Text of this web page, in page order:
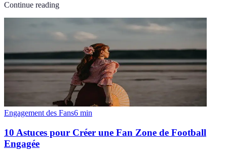
Continue reading
Engagement des Fans6 min
10 Astuces pour Créer une Fan Zone de Football
Engagée